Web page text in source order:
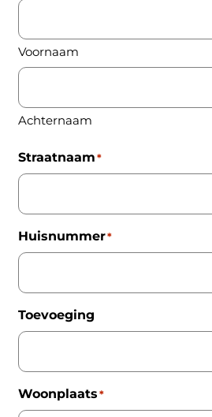
Voornaam
Achternaam
Straatnaam*
Huisnummer*
Toevoeging
Woonplaats*